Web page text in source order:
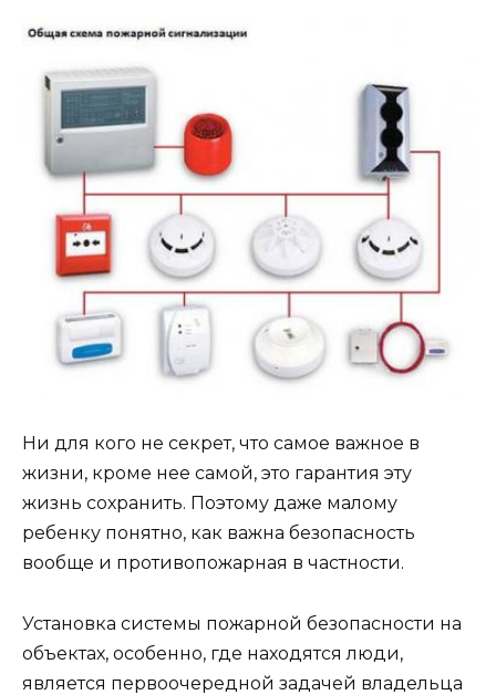
Ни для кого не секрет, что самое важное в
жизни, кроме нее самой, это гарантия эту
жизнь сохранить. Поэтому даже малому
ребенку понятно, как важна безопасность
вообще и противопожарная в частности.
Установка системы пожарной безопасности на
объектах, особенно, где находятся люди,
является первоочередной задачей владельца